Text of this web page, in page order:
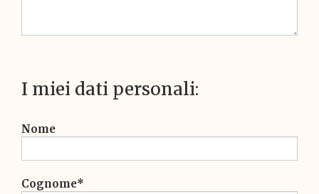
I miei dati personali:
Nome
Cognome*